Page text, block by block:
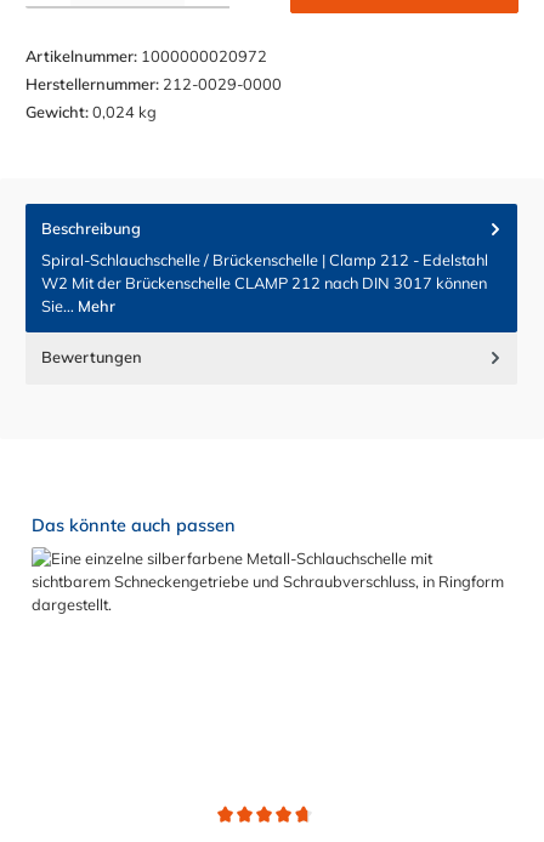
Artikelnummer: 1000000020972
Herstellernummer: 212-0029-0000
Gewicht:0,024 kg
Beschreibung
Spiral-Schlauchschelle / Brückenschelle | Clamp 212 - Edelstahl
W2 Mit der Brückenschelle CLAMP 212 nach DIN 3017 können
Sie… Mehr
Bewertungen
Produktgalerie überspringen
Das könnte auch passen